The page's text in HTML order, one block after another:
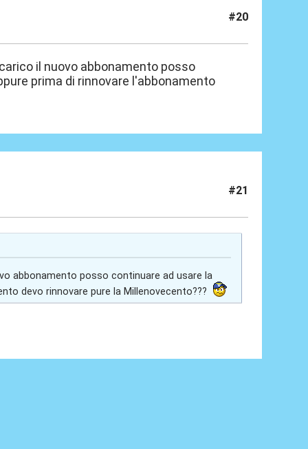
#20
il nuovo abbonamento posso
prima di rinnovare l'abbonamento
#21
abbonamento posso continuare ad usare la
devo rinnovare pure la Millenovecento???